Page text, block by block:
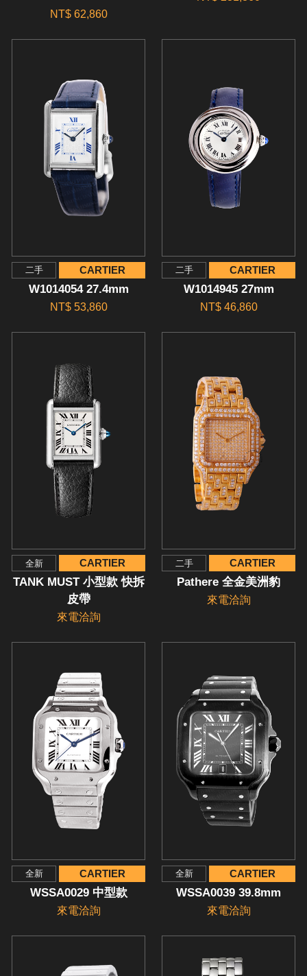
NT$ 62,860
二手 CARTIER
W1014054 27.4mm
NT$ 53,860
二手 CARTIER
W1014945 27mm
NT$ 46,860
全新 CARTIER
TANK MUST 小型款 快拆
皮帶
來電洽詢
二手 CARTIER
Pathere 全金美洲豹
來電洽詢
全新 CARTIER
WSSA0029 中型款
來電洽詢
全新 CARTIER
WSSA0039 39.8mm
來電洽詢